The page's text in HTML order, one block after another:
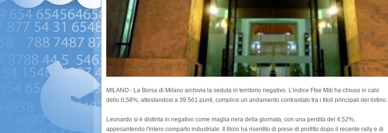
MILANO - La Borsa di Milano archivia la seduta in territorio negativo. L’indice Ftse Mib ha chiuso in calo
dello 0,58%, attestandosi a 39.561 punti, complice un andamento contrastato tra i titoli principali del listino.
Leonardo si è distinta in negativo come maglia nera della giornata, con una perdita del 4,52%,
appesantendo l'intero comparto industriale. Il titolo ha risentito di prese di profitto dopo il recente rally e di